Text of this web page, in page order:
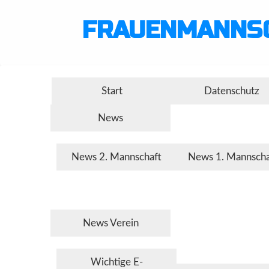
Start Datenschutz
News
News 2. Mannschaft News 1.
News Verein
Wichtige E-